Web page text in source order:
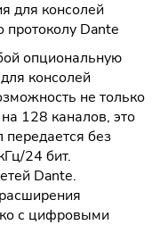
для консолей
протоколу Dante
опциональную
консолей
не только
128 каналов, это
без
24 бит.
Dante.
с цифровыми